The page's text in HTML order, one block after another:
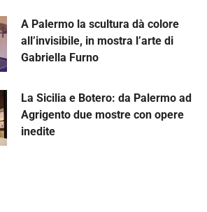
A Palermo la scultura dà colore
all’invisibile, in mostra l’arte di
Gabriella Furno
La Sicilia e Botero: da Palermo ad
Agrigento due mostre con opere
inedite